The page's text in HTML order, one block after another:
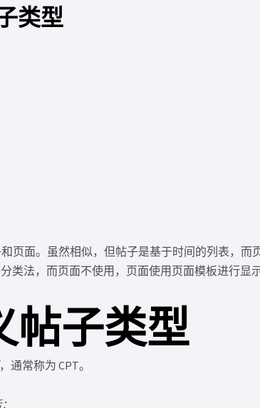
类型
页面。虽然相似，但帖子是基于时间的列表，而
类法，而页面不使用，页面使用页面模板进行显
帖子类型
，通常称为 CPT。